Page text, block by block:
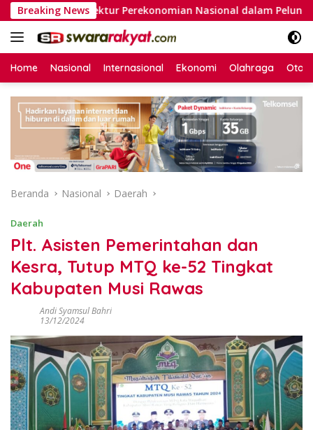
Langsung
ke
konten
Breaking News
Arsitektur Perekonomian Nasional dalam Peluncuran Buku
Home Nasional Internasional Ekonomi Olahraga
Beranda Nasional Daerah
Daerah
Plt. Asisten Pemerintahan dan
Kesra, Tutup MTQ ke-52 Tingkat
Kabupaten Musi Rawas
Andi Syamsul Bahri
13/12/2024